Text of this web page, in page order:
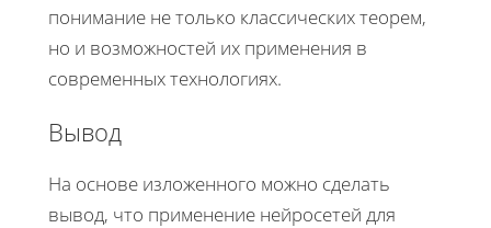
понимание не только классических теорем,
но и возможностей их применения в
современных технологиях.
Вывод
На основе изложенного можно сделать
вывод, что применение нейросетей для